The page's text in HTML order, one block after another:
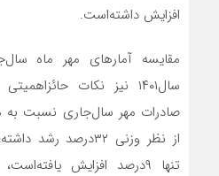
افزایش داشته‌است.
مقایسه آمارهای مهر ماه
سال‌۱۴۰۱ نیز نکات
صادرات مهر سال‌جاری نسبت
از نظر وزنی ۳۲‌درصد
تنها ۹‌درصد افزایش